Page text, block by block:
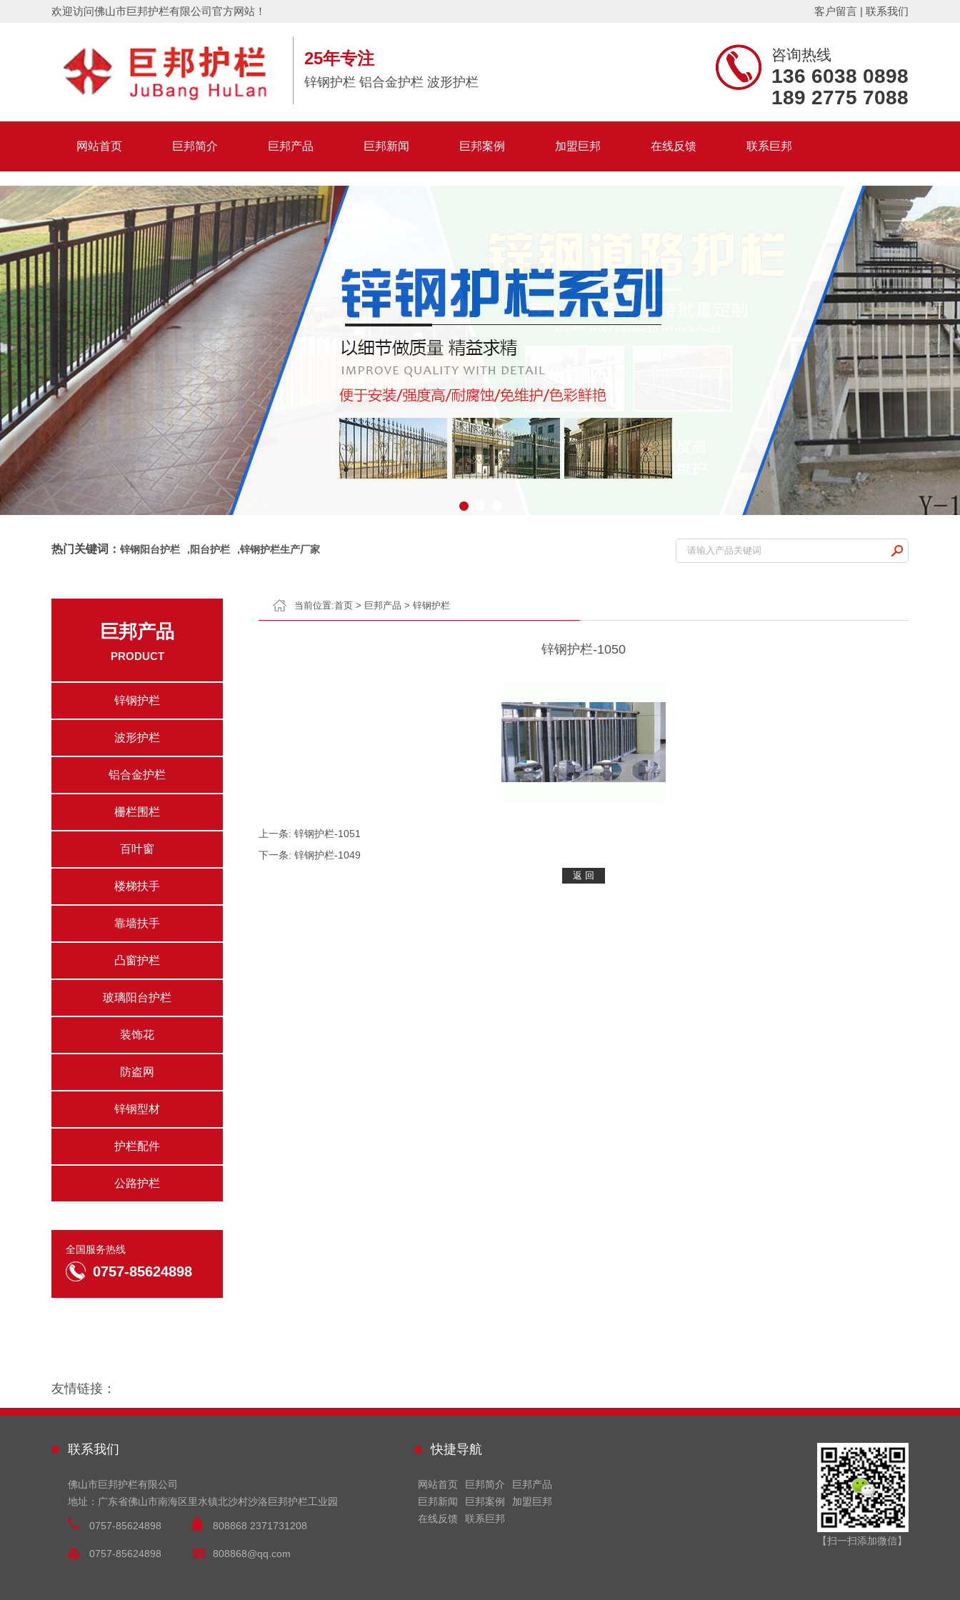
欢迎访问佛山市巨邦护栏有限公司官方网站！ 客户留言 | 联系我们
25年专注
锌钢护栏 铝合金护栏 波形护栏
咨询热线
136 6038 0898
189 2775 7088
网站首页 巨邦简介 巨邦产品 巨邦新闻 巨邦案例 加盟巨邦 在线反馈 联系巨邦
热门关键词： 锌钢阳台护栏 ,阳台护栏 ,锌钢护栏生产厂家
巨邦产品
PRODUCT
锌钢护栏
波形护栏
铝合金护栏
栅栏围栏
百叶窗
楼梯扶手
靠墙扶手
凸窗护栏
玻璃阳台护栏
装饰花
防盗网
锌钢型材
护栏配件
公路护栏
全国服务热线
0757-85624898
当前位置:首页 > 巨邦产品 > 锌钢护栏
锌钢护栏-1050
上一条: 锌钢护栏-1051
下一条: 锌钢护栏-1049
友情链接：
联系我们
佛山市巨邦护栏有限公司
地址：广东省佛山市南海区里水镇北沙村沙洛巨邦护栏工业园
0757-85624898 808868 2371731208
0757-85624898 808868@qq.com
快捷导航
网站首页 巨邦简介
巨邦产品
巨邦新闻
巨邦案例
加盟巨邦
在线反馈
联系巨邦
【扫一扫添加微信】